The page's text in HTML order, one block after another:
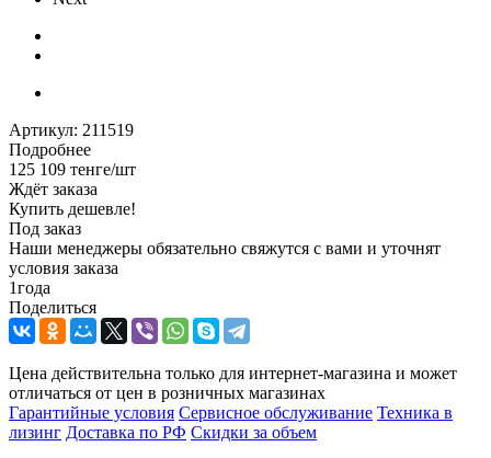
Артикул: 211519
Подробнее
125 109 тенге/шт
Ждёт заказа
Купить дешевле!
Под заказ
Наши менеджеры обязательно свяжутся с вами и уточнят
условия заказа
1года
Поделиться
Цена действительна только для интернет-магазина и может
отличаться от цен в розничных магазинах
Гарантийные условия Сервисное обслуживание Техника в
лизинг Доставка по РФ Скидки за объем